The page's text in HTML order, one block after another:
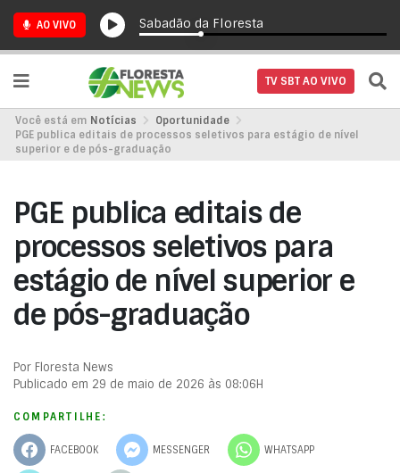
AO VIVO Sabadão da Floresta
TV SBT AO VIVO
Você está em Notícias
Oportunidade
PGE publica editais de processos seletivos para estágio de nível
superior e de pós-graduação
PGE publica editais de
processos seletivos para
estágio de nível superior e
de pós-graduação
Por Floresta News
Publicado em 29 de maio de 2026 às 08:06H
COMPARTILHE:
FACEBOOK MESSENGER WHATSAPP